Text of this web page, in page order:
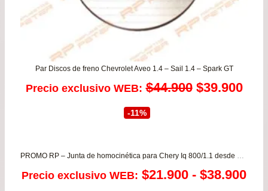
Par Discos de freno Chevrolet Aveo 1.4 – Sail 1.4 – Spark GT
Precio exclusivo WEB: $44.900 El
era:
$44.900.
$39.900El
es:
-11%
PROMO RP – Junta de homocinética para Chery Iq 800/1.1 desde año 2008 a 2014
Precio exclusivo WEB: $21.900 - $38.900